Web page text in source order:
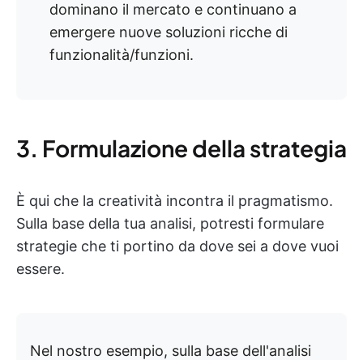
dominano il mercato e continuano a
emergere nuove soluzioni ricche di
funzionalità/funzioni.
3. Formulazione della strategia
È qui che la creatività incontra il pragmatismo.
Sulla base della tua analisi, potresti formulare
strategie che ti portino da dove sei a dove vuoi
essere.
Nel nostro esempio, sulla base dell'analisi